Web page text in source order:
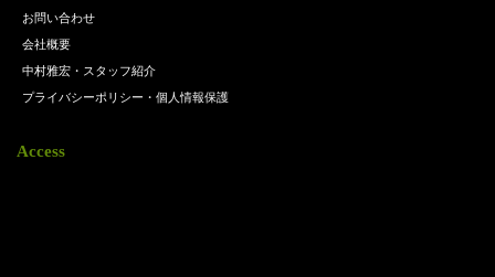
お問い合わせ
会社概要
中村雅宏・スタッフ紹介
プライバシーポリシー・個人情報保護
Access